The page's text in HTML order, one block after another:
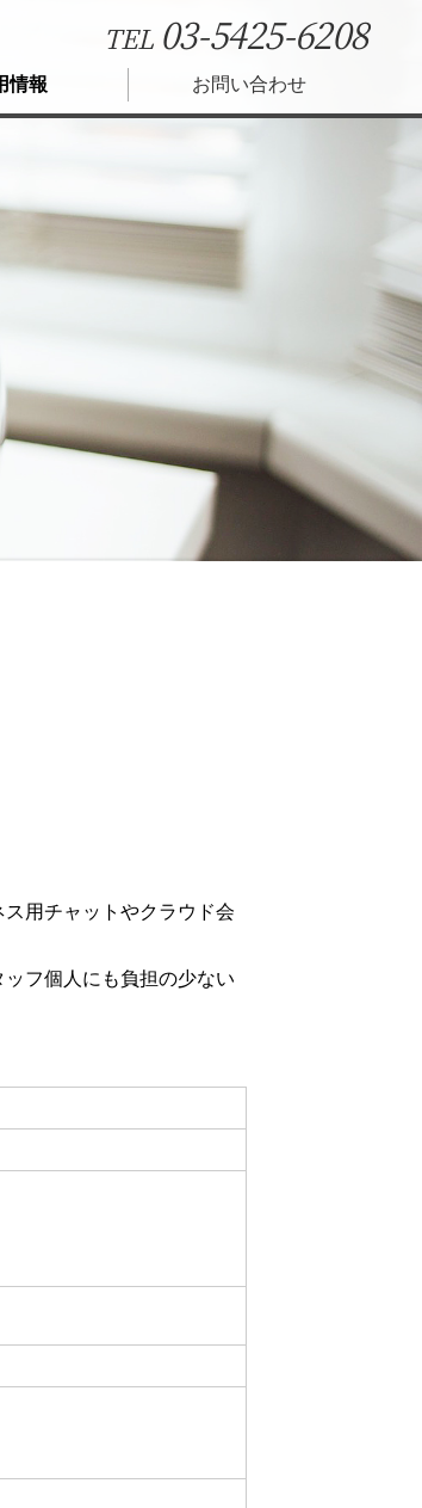
TEL 03-5425-6208
情報 お問い合わせ
用チャットやクラウド会
フ個人にも負担の少ない